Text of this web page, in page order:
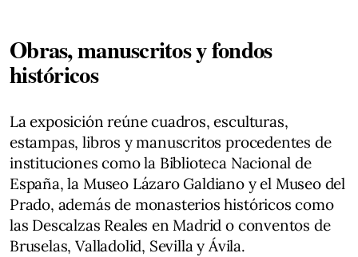
Obras, manuscritos y fondos
históricos
La exposición reúne cuadros, esculturas,
estampas, libros y manuscritos procedentes de
instituciones como la Biblioteca Nacional de
España, la Museo Lázaro Galdiano y el Museo del
Prado, además de monasterios históricos como
las Descalzas Reales en Madrid o conventos de
Bruselas, Valladolid, Sevilla y Ávila.